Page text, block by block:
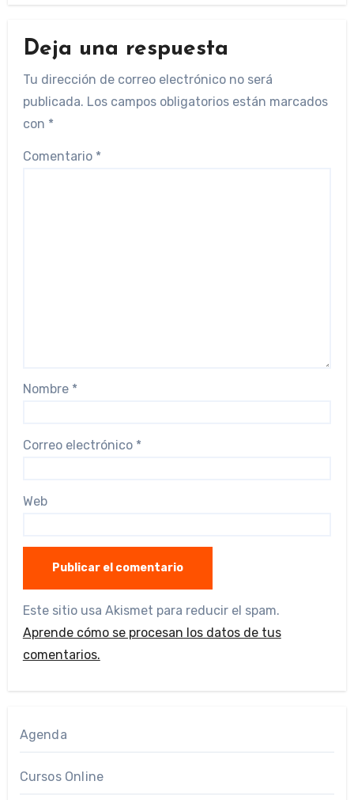
Deja una respuesta
Tu dirección de correo electrónico no será
publicada. Los campos obligatorios están marcados
con *
Comentario *
Nombre *
Correo electrónico *
Web
Este sitio usa Akismet para reducir el spam.
Aprende cómo se procesan los datos de tus
comentarios.
Agenda
Cursos Online